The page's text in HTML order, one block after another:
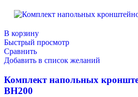
В корзину
Быстрый просмотр
Сравнить
Добавить в список желаний
Комплект напольных
ВН200